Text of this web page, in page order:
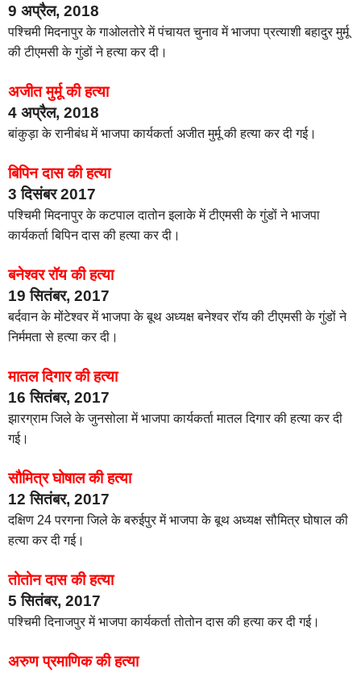
9 अप्रैल, 2018
पश्चिमी मिदनापुर के गाओलतोरे में पंचायत चुनाव में भाजपा प्रत्याशी बहादुर मुर्मू
की टीएमसी के गुंडों ने हत्या कर दी।
अजीत मुर्मू की हत्या
4 अप्रैल, 2018
बांकुड़ा के रानीबंध में भाजपा कार्यकर्ता अजीत मुर्मू की हत्या कर दी गई।
बिपिन दास की हत्या
3 दिसंबर 2017
पश्चिमी मिदनापुर के कटपाल दातोन इलाके में टीएमसी के गुंडों ने भाजपा
कार्यकर्ता बिपिन दास की हत्या कर दी।
बनेश्वर रॉय की हत्या
19 सितंबर, 2017
बर्दवान के मोंटेश्वर में भाजपा के बूथ अध्यक्ष बनेश्वर रॉय की टीएमसी के गुंडों ने
निर्ममता से हत्या कर दी।
मातल दिगार की हत्या
16 सितंबर, 2017
झारग्राम जिले के जुनसोला में भाजपा कार्यकर्ता मातल दिगार की हत्या कर दी
गई।
सौमित्र घोषाल की हत्या
12 सितंबर, 2017
दक्षिण 24 परगना जिले के बरुईपुर में भाजपा के बूथ अध्यक्ष सौमित्र घोषाल की
हत्या कर दी गई।
तोतोन दास की हत्या
5 सितंबर, 2017
पश्चिमी दिनाजपुर में भाजपा कार्यकर्ता तोतोन दास की हत्या कर दी गई।
अरुण प्रमाणिक की हत्या